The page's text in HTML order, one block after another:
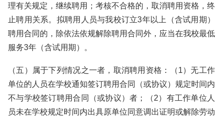
理有关规定，继续聘用；考核不合格的，取消聘用资格，终
止聘用关系。拟聘用人员与我校订立3年以上（含试用期）
聘用合同的，除依法依规解除聘用合同外，应当在我校最低
服务3年（含试用期）。
（五）属于下列情况之一者，取消聘用资格：（1）无工作
单位的人员在学校通知签订聘用合同（或协议）规定时间内
不与学校签订聘用合同（或协议）者；（2）有工作单位人
员未在学校规定时间内出具原单位同意调出证明或解除劳动